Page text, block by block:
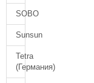
SOBO
Sunsun
Tetra
(Германия)